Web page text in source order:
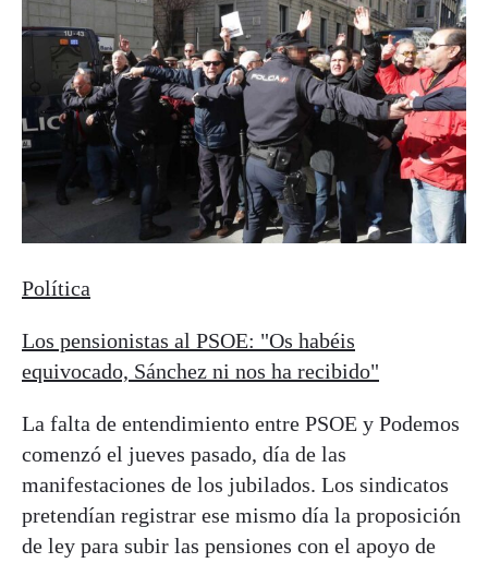
Política
Los pensionistas al PSOE: "Os habéis
equivocado, Sánchez ni nos ha recibido"
La falta de entendimiento entre PSOE y Podemos
comenzó el jueves pasado, día de las
manifestaciones de los jubilados. Los sindicatos
pretendían registrar ese mismo día la proposición
de ley para subir las pensiones con el apoyo de